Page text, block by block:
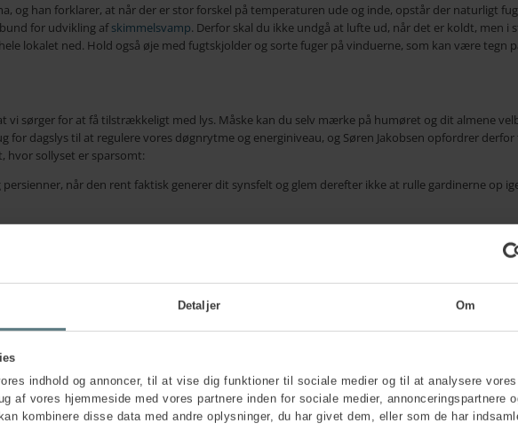
Detaljer Om
indhold og annoncer, til at vise dig funktioner til sociale medier og til at analysere
af vores hjemmeside med vores partnere inden for sociale medier, annonceringspartnere
kombinere disse data med andre oplysninger, du har givet dem, eller som de har
og han forklarer, at når der er stor forskel på temperaturen ude og inde, opstår der naturligt
for udvikling afskimmelsvamp. Derfor skal du ikke undgå at lufte ud, når det er koldt, men i
lokalet ned. Hold også øje med fugtskjolder og sorte fuger på vinduerne, som kan være tegn
vi sørger for at få tilstrækkeligt med lys. Måske kan du selv mærke på humøret og dit almene
for dagslys til at regulere vores døgnrytme og energiniveau, og Søren Jakobsen opfordrer
hvor sollyset er sparsomt:
når den rent faktisk generer dit synsfelt og glem derefter ikke at rulle gardinerne op
på en gåtur, eller stræk ben ude i ti minutter, hvis din arbejdstid tillader det. Det kan gøre
for rigtigt at få varmen, er det bedst at holde temperaturen på cirka 22 grader – da der er tale
luftkvaliteten negativt:
Lugter der indelukket og hengemt, skal der luftes mere ud. Føles luften enten meget tør, eller er
rådet fra indeklimaeksperten.